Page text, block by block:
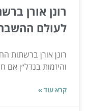
רונן אורן
לעולם
רונן אורן ברשתות
והיזמות בנדל״ן אם
קרא עוד »